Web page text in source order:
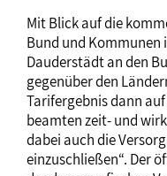
Mit Blick auf die
Bund und Kommunen
Dauderstädt an den
gegenüber den
Tarifergebnis dann
beamten zeit- und
dabei auch die
einzuschließen“. Der